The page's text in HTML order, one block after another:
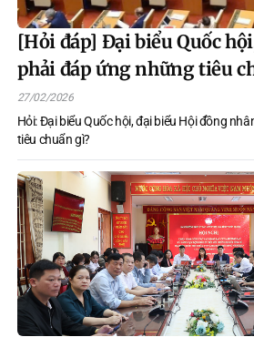
[Hỏi đáp] Đại biểu Quốc hội, đại biểu HĐND
phải đáp ứng những tiêu
27/02/2026
Hỏi: Đại biểu Quốc hội, đại biểu Hội đồng
tiêu chuẩn gì?